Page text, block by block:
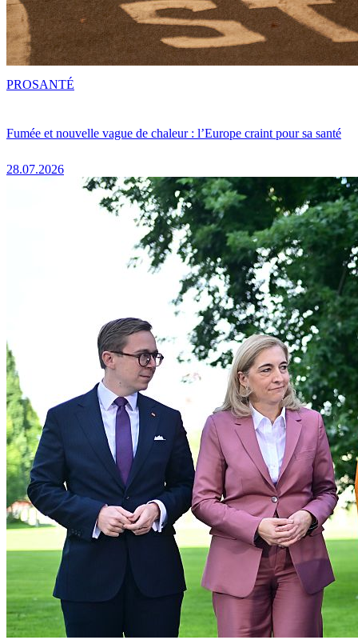
Fumée et nouvelle vague de chaleur : l’Europe craint pour sa santé
28.07.2026
PROSANTÉ